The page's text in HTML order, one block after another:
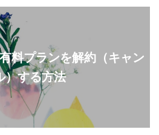
料プランを解約（キャン
）する方法